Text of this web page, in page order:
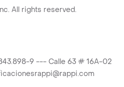
All rights reserved.
9 --- Calle 63 # 16A-02